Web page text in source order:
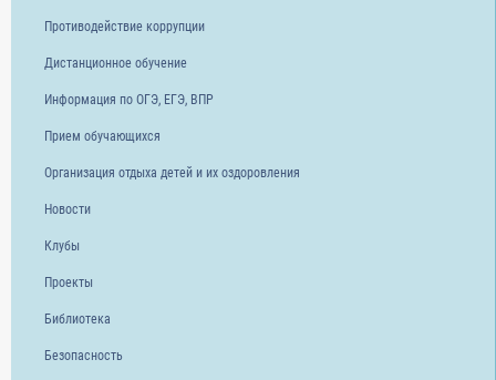
Противодействие коррупции
Дистанционное обучение
Информация по ОГЭ, ЕГЭ, ВПР
Прием обучающихся
Организация отдыха детей и их оздоровления
Новости
Клубы
Проекты
Библиотека
Безопасность